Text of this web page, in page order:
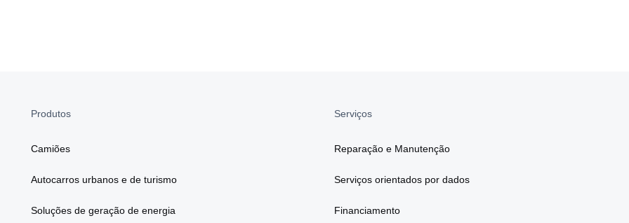
Produtos
Camiões
Autocarros urbanos e de turismo
Soluções de geração de energia
Serviços
Reparação e Manutenção
Serviços orientados por dados
Financiamento